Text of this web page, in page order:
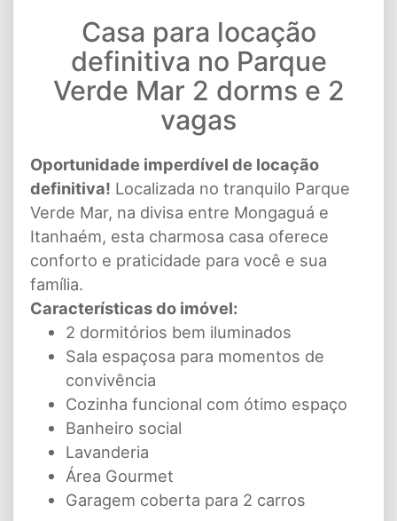
Casa para locação
definitiva no Parque
Verde Mar 2 dorms e 2
vagas
Oportunidade imperdível de locação
definitiva! Localizada no tranquilo Parque
Verde Mar, na divisa entre Mongaguá e
Itanhaém, esta charmosa casa oferece
conforto e praticidade para você e sua
família.
Características do imóvel:
2 dormitórios bem iluminados
Sala espaçosa para momentos de
convivência
Cozinha funcional com ótimo espaço
Banheiro social
Lavanderia
Área Gourmet
Garagem coberta para 2 carros